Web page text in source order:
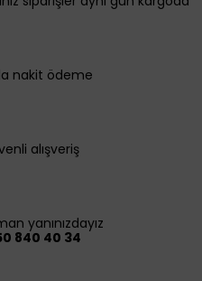
nakit ödeme
alışveriş
yanınızdayız
840 40 34